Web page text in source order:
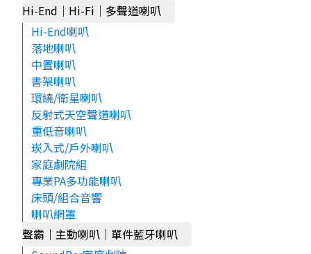
Hi-End｜Hi-Fi｜多聲道喇叭
Hi-End喇叭
落地喇叭
中置喇叭
書架喇叭
環繞/衛星喇叭
反射式天空聲道喇叭
重低音喇叭
崁入式/戶外喇叭
家庭劇院組
專業PA多功能喇叭
床頭/組合音響
喇叭網罩
聲霸｜主動喇叭｜單件藍牙喇叭